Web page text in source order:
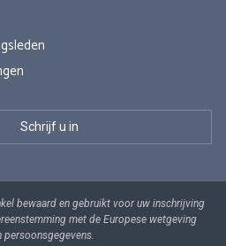
bewaard en gebruikt voor uw inschrijving
met de Europese wetgeving